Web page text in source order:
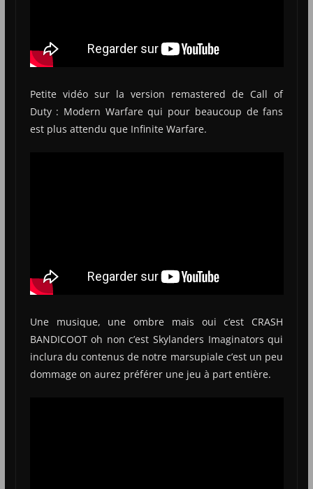
Petite vidéo sur la version remastered de Call of
Duty : Modern Warfare qui pour beaucoup de fans
est plus attendu que Infinite Warfare.
Une musique, une ombre mais oui c’est CRASH
BANDICOOT oh non c’est Skylanders Imaginators qui
inclura du contenus de notre marsupiale c’est un peu
dommage on aurez préférer une jeu à part entière.